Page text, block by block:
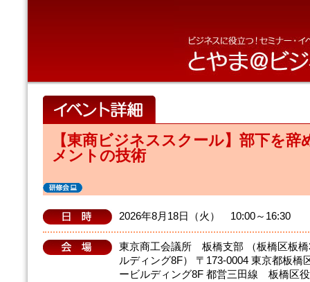
【東商ビジネススクール】部下を
メントの技術
2026年8月18日（火） 10:00～16:30
東京商工会議所 板橋支部 （板橋区板
ルディング8F） 〒173-0004 東京都板
ービルディング8F 都営三田線 板橋区